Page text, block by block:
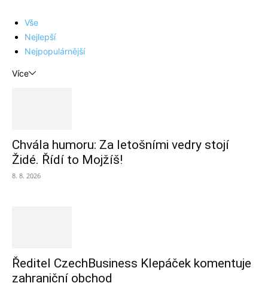
Vše
Nejlepší
Nejpopulárnější
Více
Chvála humoru: Za letošními vedry stojí
Židé. Řídí to Mojžíš!
8. 8. 2026
Ředitel CzechBusiness Klepáček komentuje
zahraniční obchod